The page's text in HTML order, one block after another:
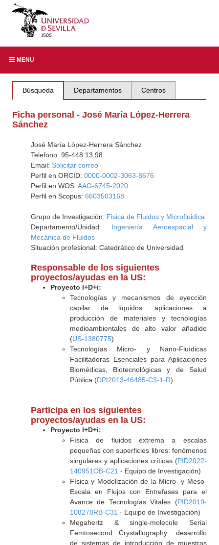
MENU
Búsqueda Departamentos Centros
Ficha personal - José María López-Herrera
Sánchez
José María López-Herrera Sánchez
Telefono: 95-448.13.98
Email: Solicitar correo
Perfil en ORCID: 0000-0002-3063-8676
Perfil en WOS: AAG-6745-2020
Perfil en Scopus: 6603503168
Grupo de Investigación: Fisica de Fluidos y Microfluidica
Departamento/Unidad: Ingeniería Aeroespacial y
Mecánica de Fluidos
Situación profesional: Catedrático de Universidad
Responsable de los siguientes
proyectos/ayudas en la US:
Proyecto I+D+i:
Tecnologías y mecanismos de eyección
capilar de líquidos: aplicaciones a
producción de materiales y tecnologías
medioambientales de alto valor añadido
(US-1380775)
Tecnologías Micro- y Nano-Fluídicas
Facilitadoras Esenciales para Aplicaciones
Biomédicas, Biotecnológicas y de Salud
Pública (DPI2013-46485-C3-1-R)
Participa en los siguientes
proyectos/ayudas en la US:
Proyecto I+D+i:
Física de fluidos extrema a escalas
pequeñas con superficies libres: fenómenos
singulares y aplicaciones críticas (PID2022-
140951OB-C21 - Equipo de Investigación)
Física y Modelización de la Micro- y Meso-
Escala en Flujos con Entrefases para el
Avance de Tecnologías Vitales (PID2019-
108278RB-C31 - Equipo de Investigación)
Megahertz & single-molecule Serial
Femtosecond Crystallography: desarrollo
de sistemas de introducción de muestras